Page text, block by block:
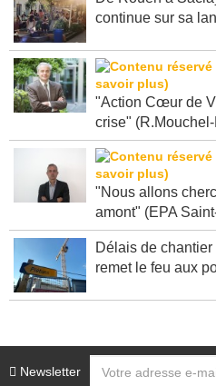
De Rouen à
"Action Cœur de
"Nous allons
Délais de chantier